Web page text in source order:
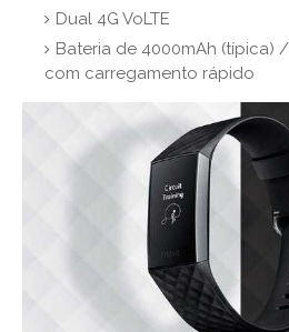
Dual 4G VoLTE
Bateria de 4000mAh (típica)
com carregamento rápido